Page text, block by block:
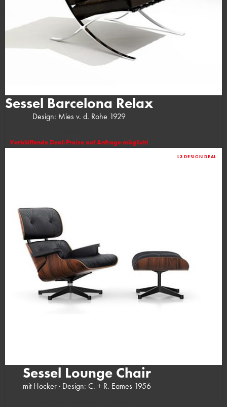
Sessel Barcelona Relax
Design: Mies v. d. Rohe 1929
Verblüffende Deal-Preise auf Anfrage möglich!
L3 DESIGN DEAL
Sessel Lounge Chair
mit Hocker · Design: C. + R. Eames 1956